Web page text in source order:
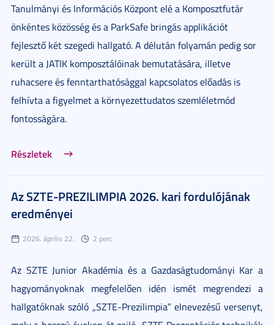
Tanulmányi és Információs Központ elé a Komposztfutár
önkéntes közösség és a ParkSafe bringás applikációt
fejlesztő két szegedi hallgató. A délután folyamán pedig sor
került a JATIK komposztálóinak bemutatására, illetve
ruhacsere és fenntarthatósággal kapcsolatos előadás is
felhívta a figyelmet a környezettudatos szemléletmód
fontosságára.
Részletek
Az SZTE-PREZILIMPIA 2026. kari fordulójának
eredményei
2026. április 22. 2 perc
Az SZTE Junior Akadémia és a Gazdaságtudományi Kar a
hagyományoknak megfelelően idén ismét megrendezi a
hallgatóknak szóló „SZTE-Prezilimpia” elnevezésű versenyt,